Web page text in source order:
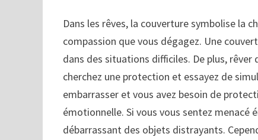
Dans les rêves, la couverture symbolise la
compassion que vous dégagez. Une
dans des situations difficiles. De plus,
cherchez une protection et essayez de
embarrasser et vous avez besoin de
émotionnelle. Si vous vous sentez
débarrassant des objets distrayants.